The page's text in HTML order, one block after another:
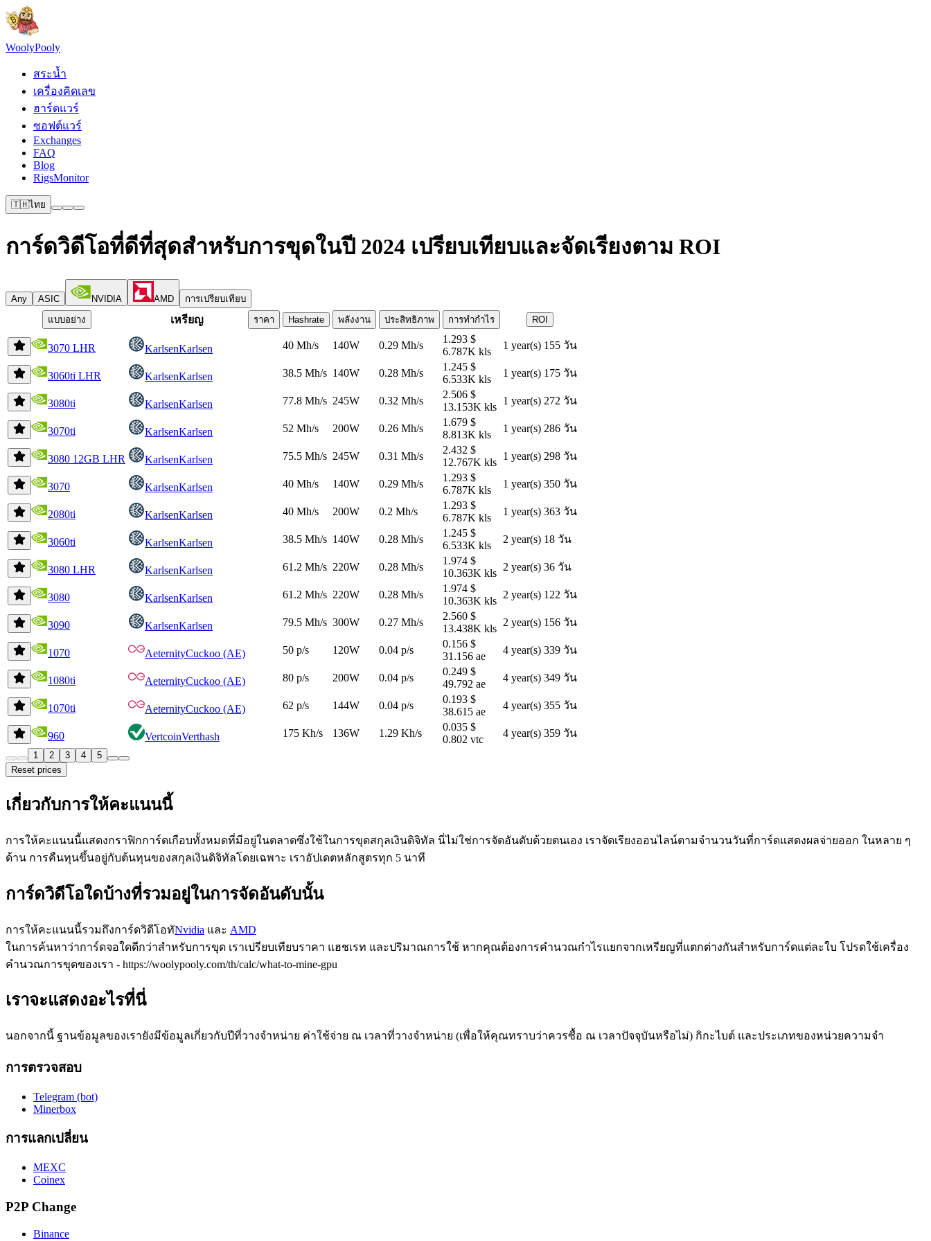
WoolyPooly
สระน้ำ
เครื่องคิดเลข
ฮาร์ดแวร์
ซอฟต์แวร์
Exchanges
FAQ
Blog
RigsMonitor
🇹🇭ไทย
การ์ดวิดีโอที่ดีที่สุดสำหรับการขุดในปี 2024 เปรียบเทียบและจัดเรียงตาม ROI
Any ASIC NVIDIA AMD
การเปรียบเทียบ
แบบอย่าง
เหรียญ ราคา Hashrate พลังงาน ประสิทธิภาพ การทำกำไร ROI
3070 LHR KarlsenKarlsen 40 Mh/s 140W 0.29 Mh/s
1.293 $
6.787K kls
1 year(s) 155 วัน
3060ti LHR KarlsenKarlsen 38.5 Mh/s 140W 0.28 Mh/s
1.245 $
6.533K kls
1 year(s) 175 วัน
3080ti KarlsenKarlsen 77.8 Mh/s 245W 0.32 Mh/s
2.506 $
13.153K kls
1 year(s) 272 วัน
3070ti KarlsenKarlsen 52 Mh/s 200W 0.26 Mh/s
1.679 $
8.813K kls
1 year(s) 286 วัน
3080 12GB LHR KarlsenKarlsen 75.5 Mh/s 245W 0.31 Mh/s
2.432 $
12.767K kls
1 year(s) 298 วัน
3070 KarlsenKarlsen 40 Mh/s 140W 0.29 Mh/s
1.293 $
6.787K kls
1 year(s) 350 วัน
2080ti KarlsenKarlsen 40 Mh/s 200W 0.2 Mh/s
1.293 $
6.787K kls
1 year(s) 363 วัน
3060ti KarlsenKarlsen 38.5 Mh/s 140W 0.28 Mh/s
1.245 $
6.533K kls
2 year(s) 18 วัน
3080 LHR KarlsenKarlsen 61.2 Mh/s 220W 0.28 Mh/s
1.974 $
10.363K kls
2 year(s) 36 วัน
3080 KarlsenKarlsen 61.2 Mh/s 220W 0.28 Mh/s
1.974 $
10.363K kls
2 year(s) 122 วัน
3090 KarlsenKarlsen 79.5 Mh/s 300W 0.27 Mh/s
2.560 $
13.438K kls
2 year(s) 156 วัน
1070 AeternityCuckoo (AE) 50 p/s 120W 0.04 p/s
0.156 $
31.156 ae
4 year(s) 339 วัน
1080ti AeternityCuckoo (AE) 80 p/s 200W 0.04 p/s
0.249 $
49.792 ae
4 year(s) 349 วัน
1070ti AeternityCuckoo (AE) 62 p/s 144W 0.04 p/s
0.193 $
38.615 ae
4 year(s) 355 วัน
960 VertcoinVerthash 175 Kh/s 136W 1.29 Kh/s
0.035 $
0.802 vtc
4 year(s) 359 วัน
1 2 3 4
5
Reset prices
เกี่ยวกับการให้คะแนนนี้
การให้คะแนนนี้แสดงกราฟิกการ์ดเกือบทั้งหมดที่มีอยู่ในตลาดซึ่งใช้ในการขุดสกุลเงินดิจิทัล นี่ไม่ใช่การจัดอันดับด้วยตนเอง เราจัดเรียงออนไลน์ตามจำนวนวันที่การ์ดแสดงผลจ่ายออก ในหลาย ๆ
ด้าน การคืนทุนขึ้นอยู่กับต้นทุนของสกุลเงินดิจิทัลโดยเฉพาะ เราอัปเดตหลักสูตรทุก 5 นาที
การ์ดวิดีโอใดบ้างที่รวมอยู่ในการจัดอันดับนั้น
การให้คะแนนนี้รวมถึงการ์ดวิดีโอทัNvidia และ AMD
ในการค้นหาว่าการ์ดจอใดดีกว่าสำหรับการขุด เราเปรียบเทียบราคา แฮชเรท และปริมาณการใช้ หากคุณต้องการคำนวณกำไรแยกจากเหรียญที่แตกต่างกันสำหรับการ์ดแต่ละใบ โปรดใช้เครื่อง
คำนวณการขุดของเรา - https://woolypooly.com/th/calc/what-to-mine-gpu
เราจะแสดงอะไรที่นี่
นอกจากนี้ ฐานข้อมูลของเรายังมีข้อมูลเกี่ยวกับปีที่วางจำหน่าย ค่าใช้จ่าย ณ เวลาที่วางจำหน่าย (เพื่อให้คุณทราบว่าควรซื้อ ณ เวลาปัจจุบันหรือไม่) กิกะไบต์ และประเภทของหน่วยความจำ
การตรวจสอบ
Telegram (bot)
Minerbox
การแลกเปลี่ยน
MEXC
Coinex
P2P Change
Binance